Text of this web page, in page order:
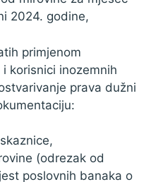
2024. godine,
primjenom
korisnici inozemnih
prava dužni
(odrezak od
poslovnih banaka o